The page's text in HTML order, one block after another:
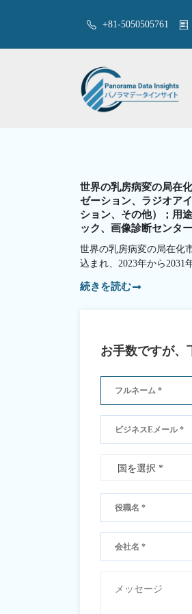
+81-5050505761
世界の乳房病変の局在
ゼーション、ラジオア
ション、その他）；用
ック、画像診断センタ
世界の乳房病変の局在化
込まれ、2023年から2031
続きを読む
お手数ですが、